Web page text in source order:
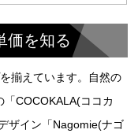
価を知る
揃えています。自然の
COCOKALA(ココカ
ザイン「Nagomie(ナゴ